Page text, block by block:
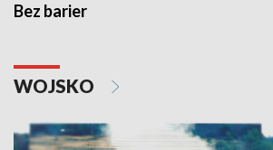
Bez barier
WOJSKO